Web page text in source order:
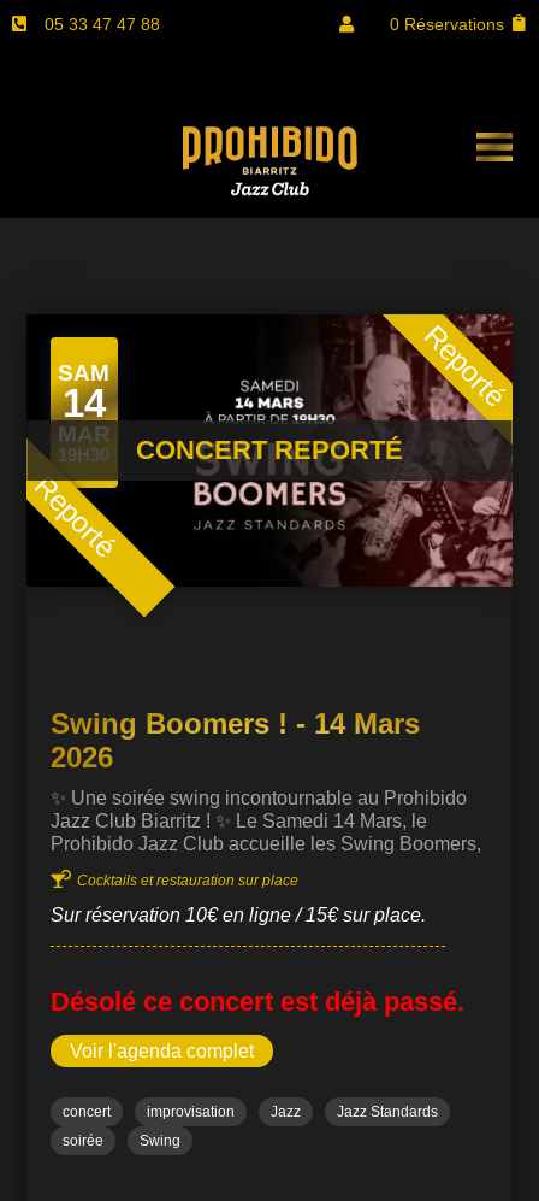
 05 33 47 47 88  0 Réservations
SAM
14
MAR
19H30
Reporté
CONCERT REPORTÉ
Reporté
Swing Boomers ! - 14 Mars
2026
✨ Une soirée swing incontournable au Prohibido
Jazz Club Biarritz ! ✨ Le Samedi 14 Mars, le
Prohibido Jazz Club accueille les Swing Boomers,
un groupe qui fait vibrer le jazz traditionnel avec
énergie et élégance. Composé de musiciens
passionnés : 🥁 Fred Iturri – batterie 🎵 Jean-Paul
répertoire riche, alliant standards de jazz, swing et
conviviale et festive. Leur complicité sur scène
garantit des instants de musique intense et
pleine…
 Cocktails et restauration sur place
Sur réservation 10€ en ligne / 15€ sur place.
Désolé ce concert est déjà passé.
Voir l'agenda complet
concert improvisation Jazz
Jazz Standards
soirée
Swing